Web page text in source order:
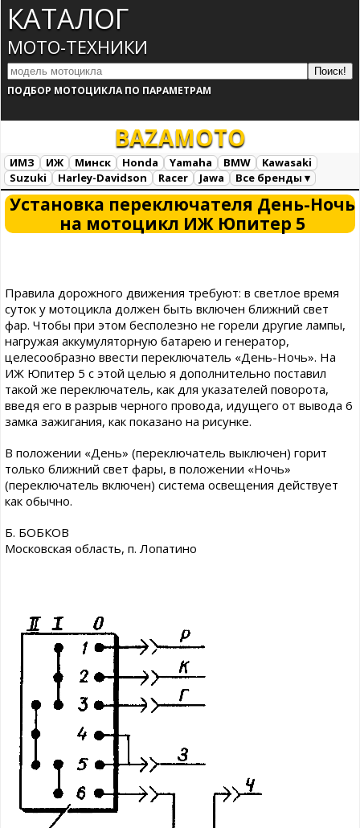
КАТАЛОГ
МОТО-ТЕХНИКИ
ПОДБОР МОТОЦИКЛА ПО ПАРАМЕТРАМ
BAZAMOTO
ИМЗ ИЖ Минск Honda Yamaha BMW
Kawasaki
Suzuki
Harley-Davidson Racer Jawa
Все бренды ▾
Все марки
Загрузка...
Установка переключателя День-Ночь
на мотоцикл ИЖ Юпитер 5
Правила дорожного движения требуют: в светлое время
суток у мотоцикла должен быть включен ближний свет
фар. Чтобы при этом бесполезно не горели другие лампы,
нагружая аккумуляторную батарею и генератор,
целесообразно ввести переключатель «День-Ночь». На
ИЖ Юпитер 5 с этой целью я дополнительно поставил
такой же переключатель, как для указателей поворота,
введя его в разрыв черного провода, идущего от вывода 6
замка зажигания, как показано на рисунке.
В положении «День» (переключатель выключен) горит
только ближний свет фары, в положении «Ночь»
(переключатель включен) система освещения действует
как обычно.
Б. БОБКОВ
Московская область, п. Лопатино